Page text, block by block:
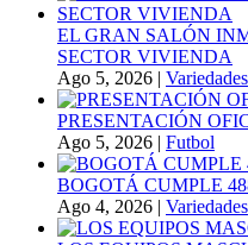
EL GRAN SALÓN
SECTOR VIVIENDA
Ago 5, 2026 | Variedades
PRESENTACIÓN
Ago 5, 2026 | Futbol
BOGOTÁ CUMPLE
Ago 4, 2026 | Variedades